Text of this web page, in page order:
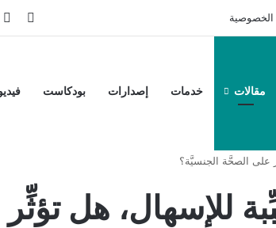
مقالات خدمات إصدارات بودكاست
على الصحَّة الجنسيَّة؟
للإسهال، هل تؤثِّر